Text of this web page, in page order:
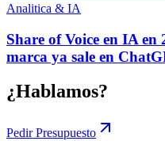
Analitica & IA
Share of Voice en IA en
marca ya sale en
¿Hablamos?
Pedir Presupuesto